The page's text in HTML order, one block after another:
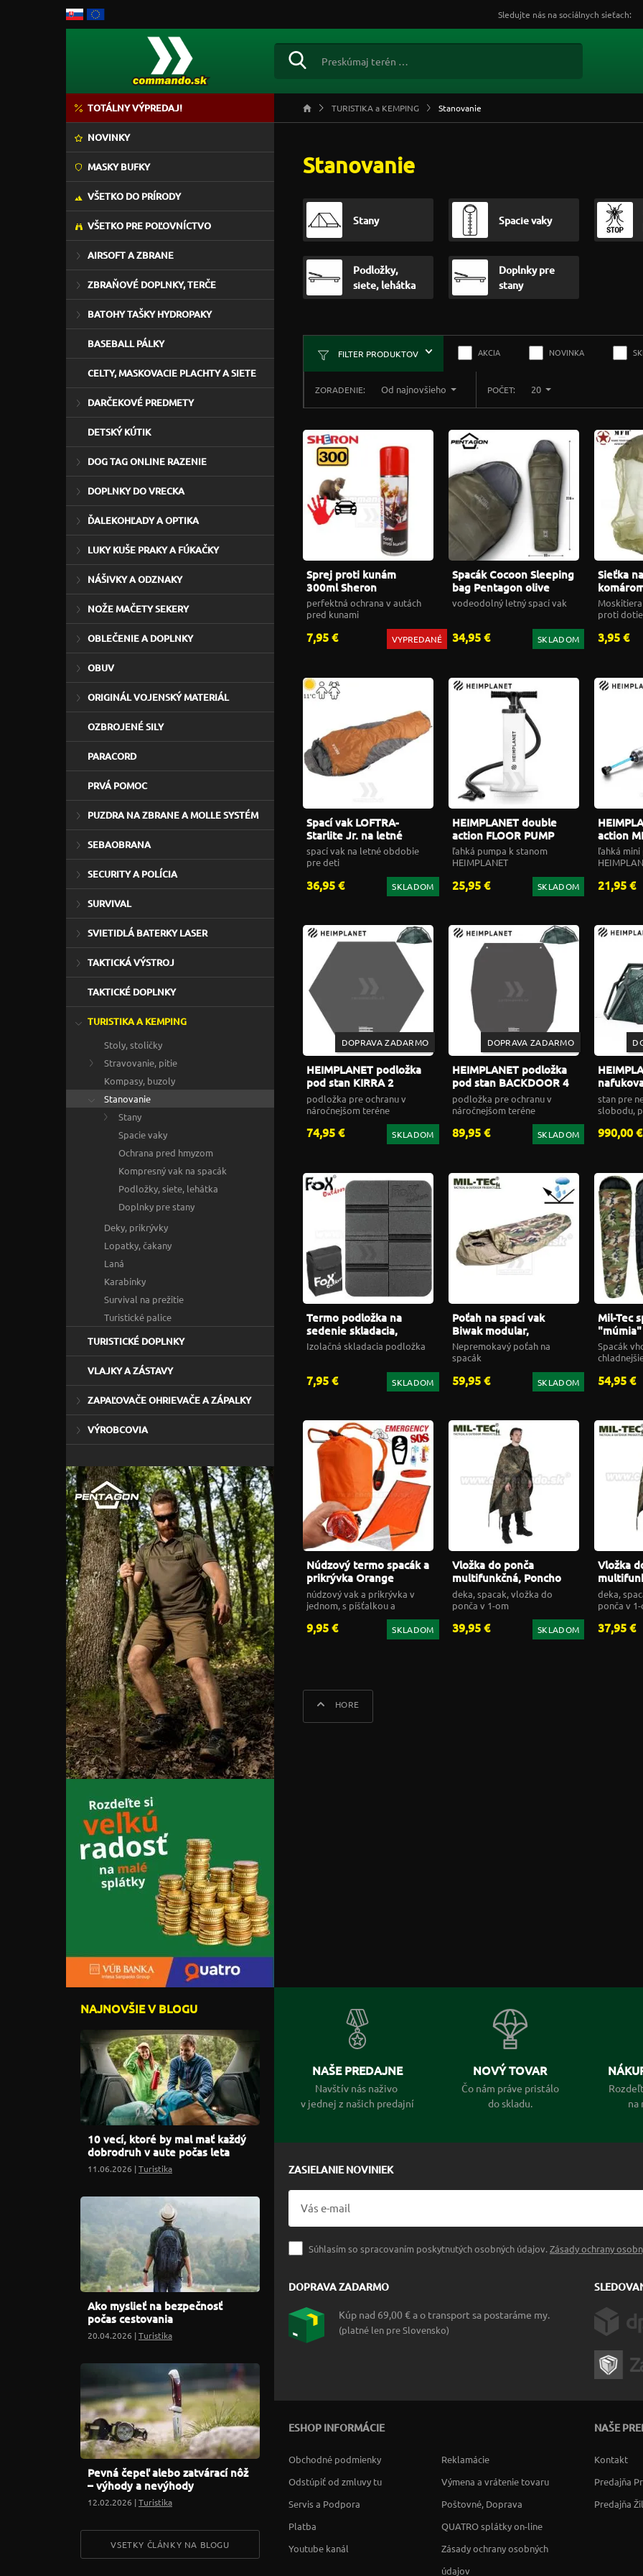
TURISTIKA a KEMPING Stanovanie
Stanovanie
Stany Spacie vaky
Podložky,
siete, lehátka
Doplnky pre
stany
FILTER PRODUKTOV AKCIA NOVINKA
POČET: 20
ZORADENIE: Od najnovšieho
Sprej proti kunám
300ml Sheron
perfektná ochrana v autách
pred kunami
7,95 € VYPREDANÉ
Spacák Cocoon Sleeping
bag Pentagon olive
vodeodolný letný spací vak
34,95 € SKLADOM
Sieťka
proti
3,95 €
Spací vak LOFTRA-
Starlite Jr. na letné
obdobie
spací vak na letné obdobie
pre deti
36,95 € SKLADOM
HEIMPLANET double
action FLOOR PUMP
ľahká pumpa k stanom
HEIMPLANET
25,95 € SKLADOM
action
ľahká
21,95 €
DOPRAVA ZADARMO
HEIMPLANET podložka
pod stan KIRRA 2
podložka pre ochranu v
náročnejšom teréne
74,95 € SKLADOM
DOPRAVA ZADARMO
HEIMPLANET podložka
pod stan BACKDOOR 4
podložka pre ochranu v
náročnejšom teréne
89,95 € SKLADOM
CAVE
stan pre
slobodu,
990,00 €
Termo podložka na
sedenie skladacia,
čierna
Izolačná skladacia podložka
7,95 € SKLADOM
Poťah na spací vak
Biwak modular,
woodland
Nepremokavý poťah na
spacák
59,95 € SKLADOM
Mil-Tec
"múmia"
Spacák
54,95 €
Núdzový termo spacák a
prikrývka Orange
Emergency SOS
Sleeping Bag
núdzový vak a prikrývka v
jednom, s píšťalkou a
9,95 € SKLADOM
Vložka do ponča
multifunkčná, Poncho
liner, flecktarn
deka, spacak, vložka do
ponča v 1-om
39,95 € SKLADOM
Vložka
liner,
deka,
ponča v
37,95 €
HORE
TOTÁLNY VÝPREDAJ!
NOVINKY
MASKY BUFKY
VŠETKO DO PRÍRODY
VŠETKO PRE POĽOVNÍCTVO
AIRSOFT A ZBRANE
ZBRAŇOVÉ DOPLNKY, TERČE
BATOHY TAŠKY HYDROPAKY
BASEBALL PÁLKY
CELTY, MASKOVACIE PLACHTY A SIETE
DARČEKOVÉ PREDMETY
DETSKÝ KÚTIK
DOG TAG ONLINE RAZENIE
DOPLNKY DO VRECKA
ĎALEKOHĽADY A OPTIKA
LUKY KUŠE PRAKY A FÚKAČKY
NÁŠIVKY A ODZNAKY
NOŽE MAČETY SEKERY
OBLEČENIE A DOPLNKY
OBUV
ORIGINÁL VOJENSKÝ MATERIÁL
OZBROJENÉ SILY
PARACORD
PRVÁ POMOC
PUZDRA NA ZBRANE A MOLLE SYSTÉM
SEBAOBRANA
SECURITY A POLÍCIA
SURVIVAL
SVIETIDLÁ BATERKY LASER
TAKTICKÁ VÝSTROJ
TAKTICKÉ DOPLNKY
TURISTIKA A KEMPING
Stoly, stoličky
Stravovanie, pitie
Kompasy, buzoly
Stanovanie
Stany
Spacie vaky
Ochrana pred hmyzom
Kompresný vak na spacák
Podložky, siete, lehátka
Doplnky pre stany
Deky, prikrývky
Lopatky, čakany
Laná
Karabínky
Survival na prežitie
Turistické palice
TURISTICKÉ DOPLNKY
VLAJKY A ZÁSTAVY
ZAPAĽOVAČE OHRIEVAČE A ZÁPALKY
VÝROBCOVIA
NAJNOVŠIE V BLOGU
10 vecí, ktoré by mal mať každý
dobrodruh v aute počas leta
11.06.2026 |Turistika
Ako myslieť na bezpečnosť
počas cestovania
20.04.2026 |Turistika
Pevná čepeľ alebo zatvárací nôž
– výhody a nevýhody
12.02.2026 |Turistika
VSETKY ČLÁNKY NA BLOGU
NAŠE PREDAJNE
Navštív nás naživo
v jednej z našich predajní
NOVÝ TOVAR
Čo nám práve pristálo
do skladu.
na
ZASIELANIE NOVINIEK
Súhlasím so spracovaním poskytnutých osobných údajov.Zásady ochrany
DOPRAVA ZADARMO
Kúp nad 69,00 € a o transport sa postaráme my.
(platné len pre Slovensko)
ESHOP INFORMÁCIE
Obchodné podmienky
Reklamácie
Odstúpiť od zmluvy tu
Výmena a vrátenie tovaru
Servis a Podpora
Poštovné, Doprava
Platba
QUATRO splátky on-line
Youtube kanál
Zásady ochrany osobných
údajov
NAŠE
Kontakt
Predajňa
Predajňa
Sledujte nás na sociálnych sieťach: